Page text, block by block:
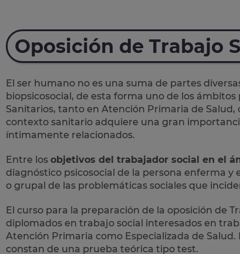
Oposición de Trabajo
El ser humano no es una suma de partes
biopsicosocial, de esta forma uno de los
Sanitarios, tanto en Atención Primaria de
contexto sanitario adquiere una gran
íntimamente relacionados.
Entre los objetivos del trabajador social en el
diagnóstico psicosocial de la persona enferma
o grupal de las problemáticas sociales que
El curso para la preparación de la oposición de
diplomados en trabajo social interesados en
Atención Primaria como Especializada de
constan de una prueba teórica tipo test.